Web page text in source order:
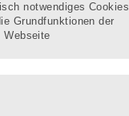
notwendiges
Grundfunktionen der
Webseite